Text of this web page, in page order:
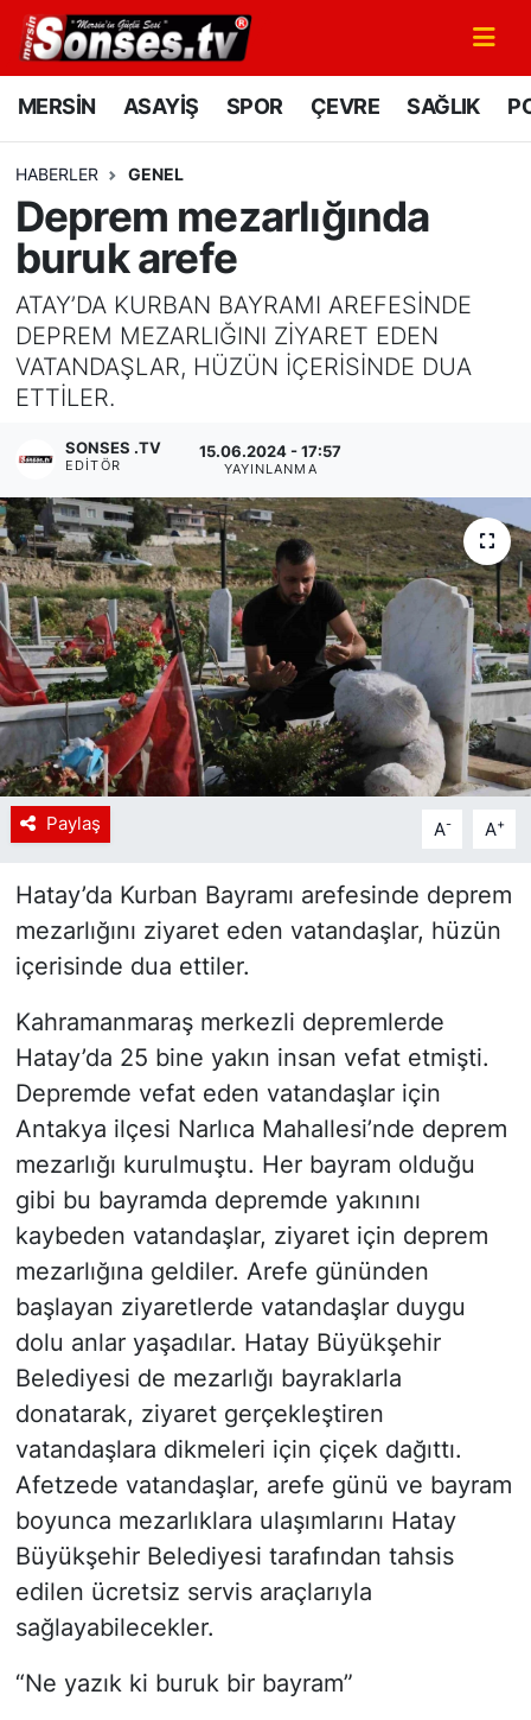
MERSİN ASAYİŞ SPOR ÇEVRE SAĞLIK
HABERLER GENEL
Deprem mezarlığında
buruk arefe
ATAY’DA KURBAN BAYRAMI AREFESİNDE
DEPREM MEZARLIĞINI ZİYARET EDEN
VATANDAŞLAR, HÜZÜN İÇERİSİNDE DUA
ETTİLER.
SONSES .TV
EDITÖR
15.06.2024 - 17:57
YAYINLANMA
Paylaş A- A+
Hatay’da Kurban Bayramı arefesinde deprem
mezarlığını ziyaret eden vatandaşlar, hüzün
içerisinde dua ettiler.
Kahramanmaraş merkezli depremlerde
Hatay’da 25 bine yakın insan vefat etmişti.
Depremde vefat eden vatandaşlar için
Antakya ilçesi Narlıca Mahallesi’nde deprem
mezarlığı kurulmuştu. Her bayram olduğu
gibi bu bayramda depremde yakınını
kaybeden vatandaşlar, ziyaret için deprem
mezarlığına geldiler. Arefe gününden
başlayan ziyaretlerde vatandaşlar duygu
dolu anlar yaşadılar. Hatay Büyükşehir
Belediyesi de mezarlığı bayraklarla
donatarak, ziyaret gerçekleştiren
vatandaşlara dikmeleri için çiçek dağıttı.
Afetzede vatandaşlar, arefe günü ve bayram
boyunca mezarlıklara ulaşımlarını Hatay
Büyükşehir Belediyesi tarafından tahsis
edilen ücretsiz servis araçlarıyla
sağlayabilecekler.
“Ne yazık ki buruk bir bayram”
MERSİN
SPOR
GÜNÜN MANŞETİ
DÜNYA
KÜLTÜR - SANAT
MAGAZİN
SAĞLIK
Siyaset
YEREL HABER
Haberde insan
Tanıtım
Mersin Nöbetçi Eczaneler
Mersin Namaz Vakitleri
Mersin Trafik Yoğunluk Haritası
Süper Lig Puan Durumu ve Fikstür
Tüm Manşetler
Son Dakika Haberleri
Haber Arşivi